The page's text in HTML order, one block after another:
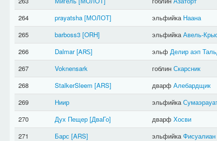
264
prayatsha [МОЛОТ] эльфийка Наана
265
barboss3 [ORH] эльфийка Авель-
266
Dalmar [ᎪᏒᏚ] эльф Делир аэп
267
Voknensark гоблин Скарсник
268
StalkerSleem [ARS] дварф Алебардщик
269
Ниир эльфийка
270
Дух Пещер [ДваГо] дварф Хосви
271
Барс [ARS] эльфийка Фисуалиан